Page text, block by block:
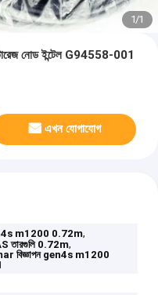
1/1
নোড ইন্টেল G94558-001
এখন যোগাযোগ
m1200 0.72m,
তারগুলি 0.72m,
বিজ্ঞাপন gen4s m1200